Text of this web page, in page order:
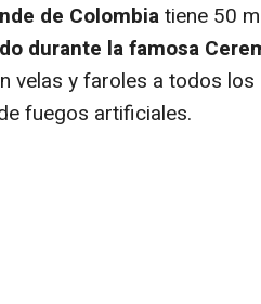
de Colombiatiene 50
durante la famosa
velas y faroles a todos
fuegos artificiales.